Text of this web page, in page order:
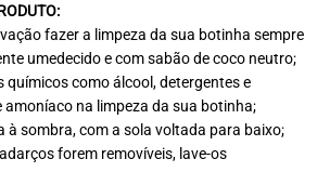
fazer a limpeza da sua botinha sempre
umedecido e com sabão de coco neutro;
químicos como álcool, detergentes e
amoníaco na limpeza da sua botinha;
à sombra, com a sola voltada para baixo;
forem removíveis, lave-os